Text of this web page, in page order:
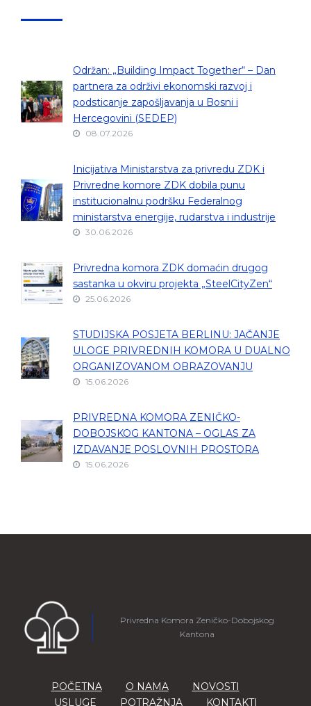
Održan: „Building Impact Together“ – Dan
partnera za održivi ekonomski razvoj i
podsticanje zapošljavanja u Bosni i
Hercegovini (SEDEP)
08.07.2026
Inicijativa Ministarstva za privredu ZDK i
Privredne komore ZDK dobila punu
institucionalnu podršku Federalnog
ministarstva energije, rudarstva i industrije
30.06.2026
Privredna komora ZDK domaćin drugog
sastanka u okviru projekta „SteelCityZen“
25.06.2026
STUDIJSKA POSJETA BERLINU: JAČANJE
ULOGE PRIVREDNIH KOMORA U DUALNO
ORGANIZOVANOM OBRAZOVANJU
15.06.2026
PRIVREDNA KOMORA ZENIČKO-
DOBOJSKOG KANTONA – OGLAS ZA
IZDAVANJE POSLOVNIH PROSTORA
15.06.2026
Privredna Komora Zeničko-Dobojskog
Kantona
POČETNA O NAMA
NOVOSTI
USLUGE
POTRAŽNJA KONTAKTI